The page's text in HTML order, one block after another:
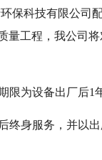
保科技有限公司
量工程，我公司
限为设备出厂后1
终身服务，并以